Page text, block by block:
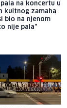
pala na koncertu u
kultnog zamaha
bio na njenom
nije pala"